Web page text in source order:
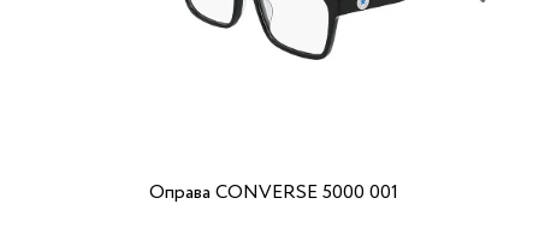
Оправа CONVERSE 5000 001